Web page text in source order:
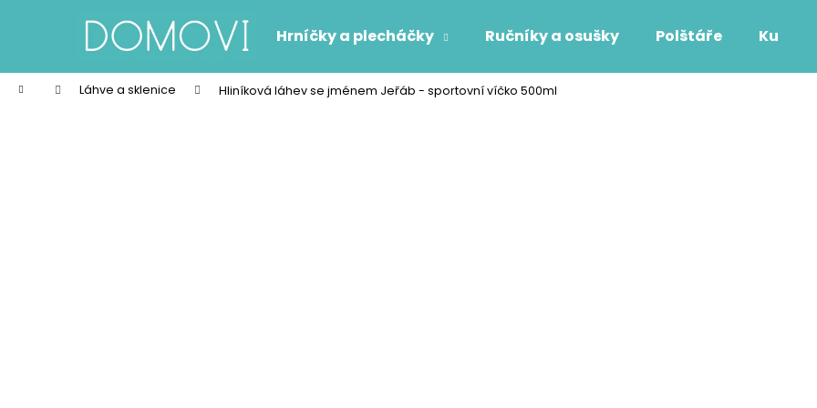
Hrníčky a plecháčky Ručníky a osušky Polštáře
Domů Láhve a sklenice Hliníková láhev se jménem Jeřáb - sportovní víčko 500ml
í
Zpět
do
obchodu
Zpět
do
obchodu
Co potřebujete najít?